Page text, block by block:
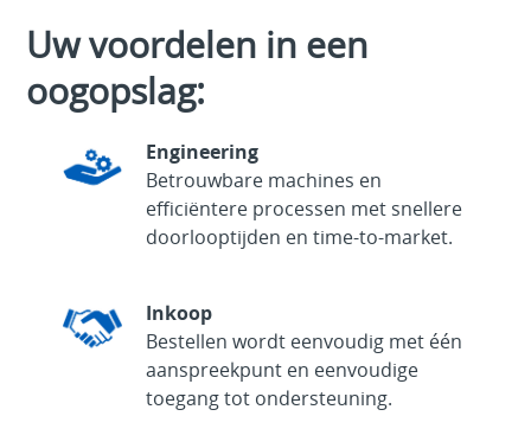
Uw voordelen in een
oogopslag:
Engineering
Betrouwbare machines en
efficiëntere processen met snellere
doorlooptijden en time-to-market.
Inkoop
Bestellen wordt eenvoudig met één
aanspreekpunt en eenvoudige
toegang tot ondersteuning.